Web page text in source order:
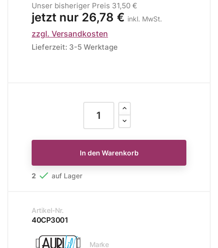
Unser bisheriger Preis 31,50 €
jetzt nur 26,78 € inkl. MwSt.
zzgl. Versandkosten
Lieferzeit: 3-5 Werktage
In den Warenkorb
2  auf Lager
Artikel-Nr.
40CP3001
Marke